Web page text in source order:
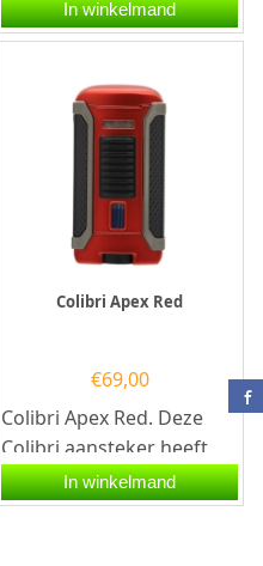
Colibri aansteker heeft
In winkelmand
Colibri Apex Red
€69,00
Colibri Apex Red. Deze
Colibri aansteker heeft
1 stormvlammen en een
electronische
In winkelmand